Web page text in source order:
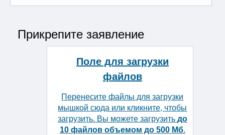
Прикрепите заявление
Поле для загрузки
файлов
Перенесите файлы для загрузки
мышкой сюда или кликните, чтобы
загрузить. Вы можете загрузить до
10 файлов объемом до 500 Мб.